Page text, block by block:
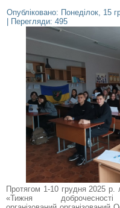
Опубліковано: Понеділок, 15
| Перегляди: 495
Протягом 1-10 грудня 2025 р.
«Тижня